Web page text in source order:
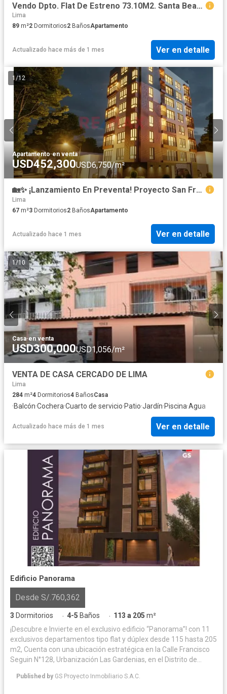
Vendo Dpto. Flat De Estreno 73.10M2. Santa Beatriz 2 Dormitorios No Paga Alcabala, Entrega Inmediata.
Lima
89 m²2 Dormitorios2 BañosApartamento
Actualizado hace más de 1 mes Ver en detalle
1 /12
Apartamento·en venta
USD452,300USD6,750/m²
🏡✨ ¡Lanzamiento En Preventa! Proyecto San Francisco 12 ✨🏡 Departamento 402
Lima
67 m²3 Dormitorios2 BañosApartamento
Actualizado hace 1 mes Ver en detalle
1/10
Casa·en venta
USD300,000USD1,056/m²
VENTA DE CASA CERCADO DE LIMA
Lima
284 m²4 Dormitorios4 BañosCasa
·Balcón·Cochera·Cuarto de servicio·Patio·Jardín·Piscina·Agua
Actualizado hace más de 1 mes Ver en detalle
Edificio Panorama
Desde S/.760,362
3 Dormitorios · 4-5 Baños · 113 a 205 m²
¡Descubre e Invierte en el exclusivo edificio “Panorama”! con 11
exclusivos departamentos tipo flat y dúplex desde 115 hasta 205
m2, Cuenta con una ubicación estratégica en la Calle Francisco
Seguin N°128, Urbanización Las Gardenias, en el Distrito de
Astete) Este proyecto está rodeado de hermosos parques
Published by GS Proyecto Inmobiliario S.A.C.